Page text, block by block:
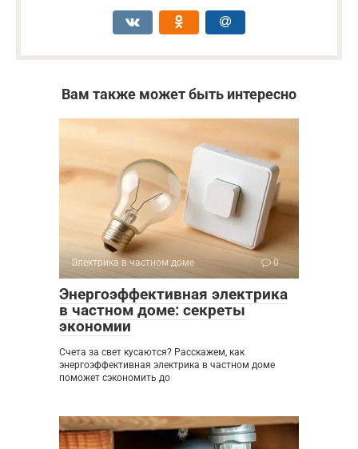
Вам также может быть интересно
Электрика в частном доме 0
Энергоэффективная электрика
в частном доме: секреты
экономии
Счета за свет кусаются? Расскажем, как
энергоэффективная электрика в частном доме
поможет сэкономить до